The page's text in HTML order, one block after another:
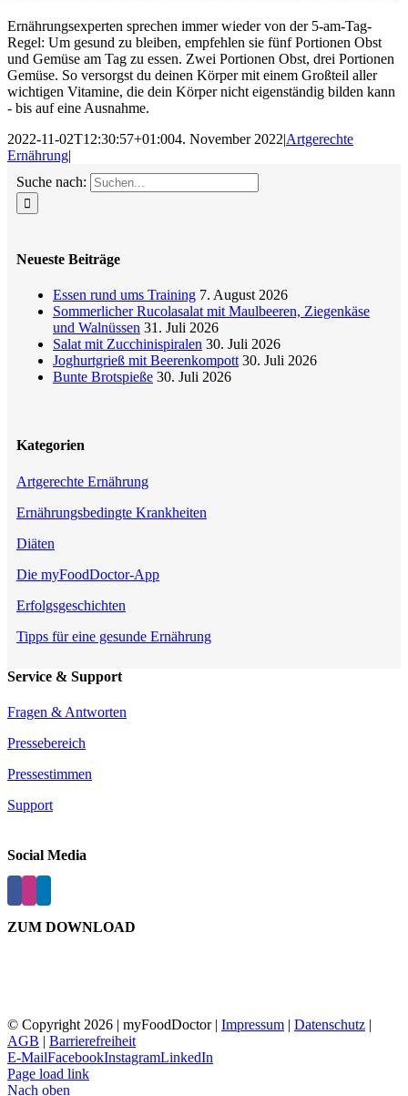
Ernährungsexperten sprechen immer wieder von der 5-am-Tag-
Regel: Um gesund zu bleiben, empfehlen sie fünf Portionen Obst
und Gemüse am Tag zu essen. Zwei Portionen Obst, drei Portionen
Gemüse. So versorgst du deinen Körper mit einem Großteil aller
wichtigen Vitamine, die dein Körper nicht eigenständig bilden kann
- bis auf eine Ausnahme.
2022-11-02T12:30:57+01:004. November 2022|Artgerechte
Ernährung|
Suche nach:
Neueste Beiträge
Essen rund ums Training 7. August 2026
Sommerlicher Rucolasalat mit Maulbeeren, Ziegenkäse
und Walnüssen 31. Juli 2026
Salat mit Zucchinispiralen 30. Juli 2026
Joghurtgrieß mit Beerenkompott 30. Juli 2026
Bunte Brotspieße 30. Juli 2026
Kategorien
Artgerechte Ernährung
Ernährungsbedingte Krankheiten
Diäten
Die myFoodDoctor-App
Erfolgsgeschichten
Tipps für eine gesunde Ernährung
Service & Support
Fragen & Antworten
Pressebereich
Pressestimmen
Support
Social Media
ZUM DOWNLOAD
© Copyright 2026 | myFoodDoctor | Impressum | Datenschutz |
AGB | Barrierefreiheit
E-MailFacebookInstagramLinkedIn
Page load link
Nach oben